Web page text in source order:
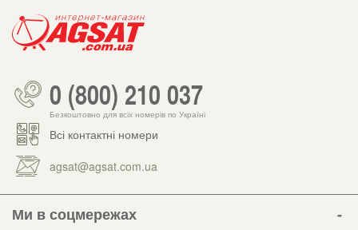
0 (800) 210 037
Безкоштовно для всіх номерів по Україні
Всі контактні номери
agsat@agsat.com.ua
Ми в соцмережах